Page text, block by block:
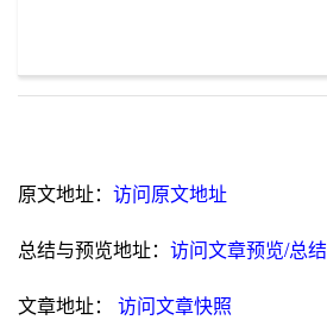
原文地址： 访问原文地址
总结与预览地址： 访问文章预览/总结
文章地址： 访问文章快照